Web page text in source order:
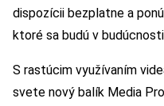
dispozícii bezplatne a
ktoré sa budú v
S rastúcim využívaním
svete nový balík Media